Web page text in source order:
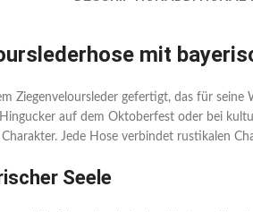
mit
Ziegenveloursleder gefertigt, das für
auf dem Oktoberfest oder bei
Jede Hose verbindet rustikalen
Seele